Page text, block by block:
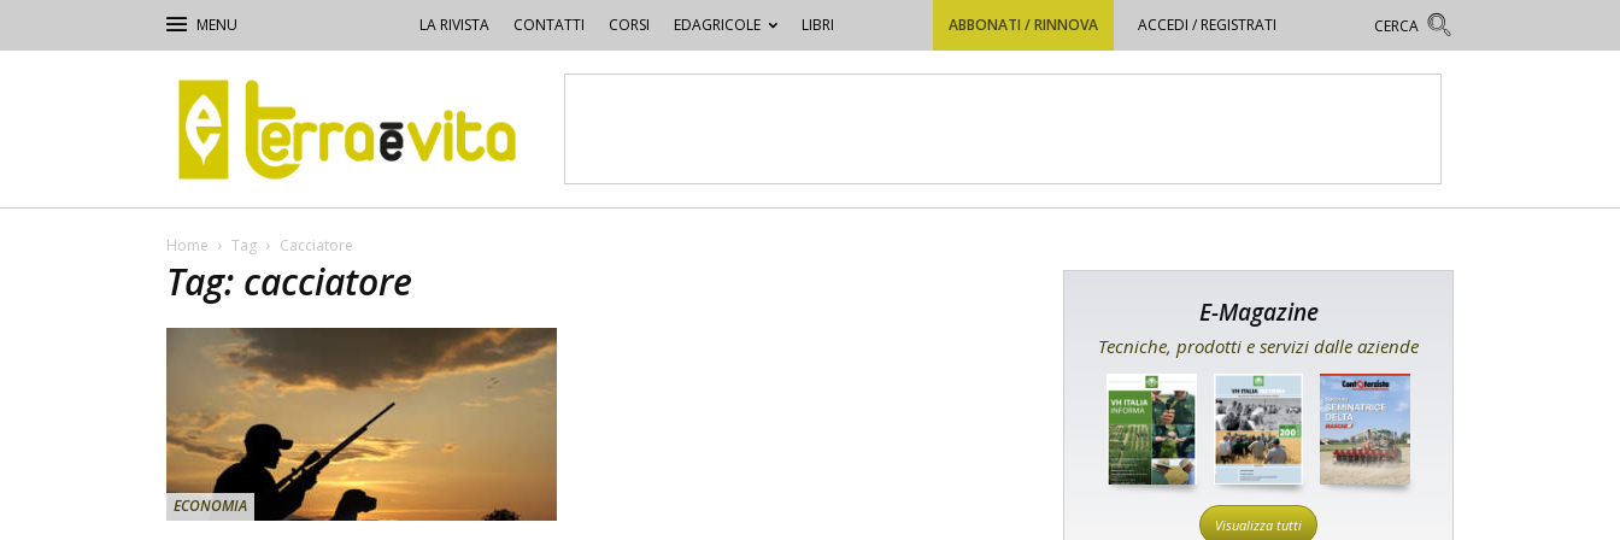
LA RIVISTA CONTATTI CORSI EDAGRICOLE LIBRI ABBONATI / RINNOVA ACCEDI / REGISTRATI
Terra
e
Vita
Home Tag Cacciatore
Tag: cacciatore
ECONOMIA
E-Magazine
Tecniche, prodotti e servizi dalle aziende
Visualizza tutti